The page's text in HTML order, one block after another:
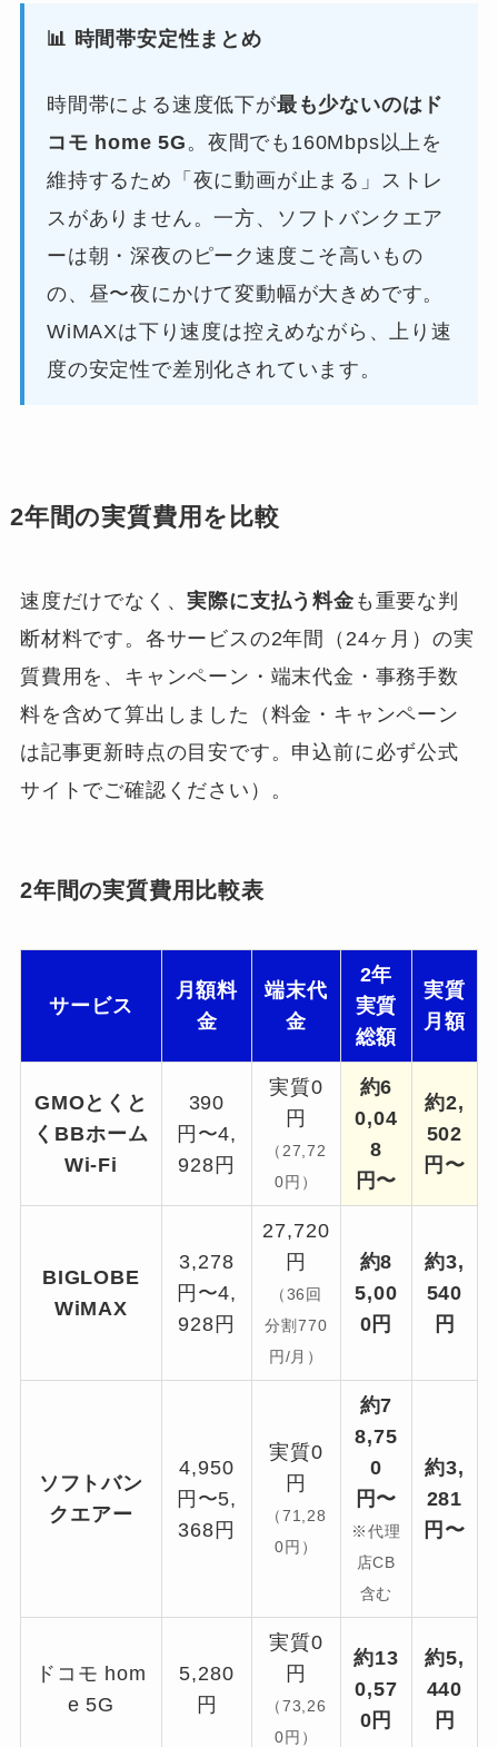
📊 時間帯安定性まとめ
時間帯による速度低下が最も少ないのはド
コモ home 5G。夜間でも160Mbps以上を
維持するため「夜に動画が止まる」ストレ
スがありません。一方、ソフトバンクエア
ーは朝・深夜のピーク速度こそ高いもの
の、昼〜夜にかけて変動幅が大きめです。
WiMAXは下り速度は控えめながら、上り速
度の安定性で差別化されています。
2年間の実質費用を比較
速度だけでなく、実際に支払う料金 も重要な判
断材料です。各サービスの2年間（24ヶ月）の実
質費用を、キャンペーン・端末代金・事務手数
料を含めて算出しました（料金・キャンペーン
は記事更新時点の目安です。申込前に必ず公式
サイトでご確認ください）。
2年間の実質費用比較表
サービス
月額料
金
端末代
金
2年
実質
総額
実質
月額
GMOとくと
くBBホーム
Wi-Fi
390
円〜4,
928円
実質0
円
（27,72
0円）
約6
0,04
8
円〜
約2,
502
円〜
BIGLOBE
WiMAX
3,278
円〜4,
928円
27,720
円
（36回
分割770
円/月）
約8
5,00
0円
約3,
540
円
ソフトバン
クエアー
4,950
円〜5,
368円
実質0
円
（71,28
0円）
約7
8,75
0
円〜
※代理
店CB
含む
約3,
281
円〜
ドコモ hom
e 5G
5,280
円
実質0
円
（73,26
0円）
約13
0,57
0円
約5,
440
円